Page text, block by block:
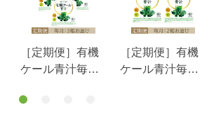
［定期便］有機
ケール青汁毎月3
［定期便］有機
ケール青汁毎月2